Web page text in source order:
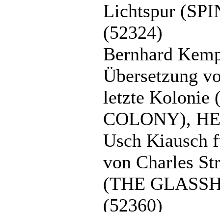
Lichtspur
(52324)
Bernhard
Übersetzung
letzte Kolonie
COLONY),
Usch Kiausch
von Charles
(THE
(52360)